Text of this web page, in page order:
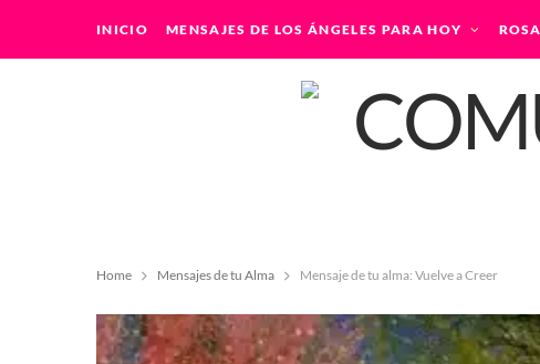
INICIO MENSAJES DE LOS ÁNGELES PARA HOY
Home Mensajes de tu Alma Mensaje de tu alma: Vuelve a Creer